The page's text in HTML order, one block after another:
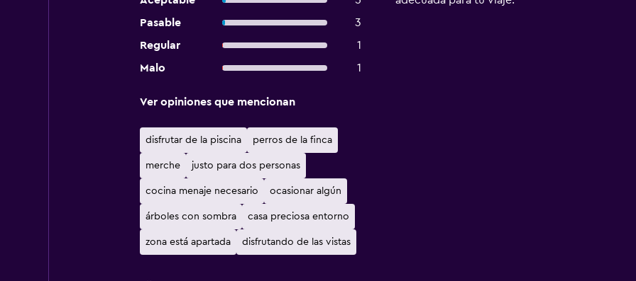
Pasable
3
Regular
1
Malo
1
Ver opiniones que mencionan
disfrutar de la piscina perros de la finca
merche justo para dos personas
cocina menaje necesario ocasionar algún
árboles con sombra casa preciosa entorno
zona está apartada disfrutando de las vistas